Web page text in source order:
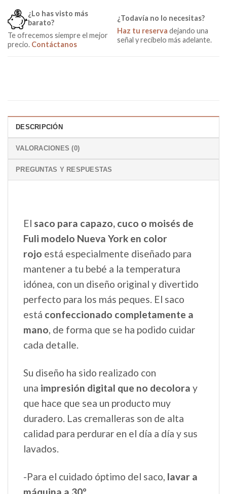
¿Lo has visto más
barato?
Te ofrecemos siempre el mejor
precio. Contáctanos
¿Todavía no lo necesitas?
Haz tu reserva dejando una
señal y recíbelo más adelante.
DESCRIPCIÓN
VALORACIONES (0)
PREGUNTAS Y RESPUESTAS
El saco para capazo, cuco o moisés de
Fuli modelo Nueva York en color
rojo está especialmente diseñado para
mantener a tu bebé a la temperatura
idónea, con un diseño original y divertido
perfecto para los más peques. El saco
está confeccionado completamente a
mano, de forma que se ha podido cuidar
cada detalle.
Su diseño ha sido realizado con
una impresión digital que no decolora y
que hace que sea un producto muy
duradero. Las cremalleras son de alta
calidad para perdurar en el día a día y sus
lavados.
-Para el cuidado óptimo del saco, lavar a